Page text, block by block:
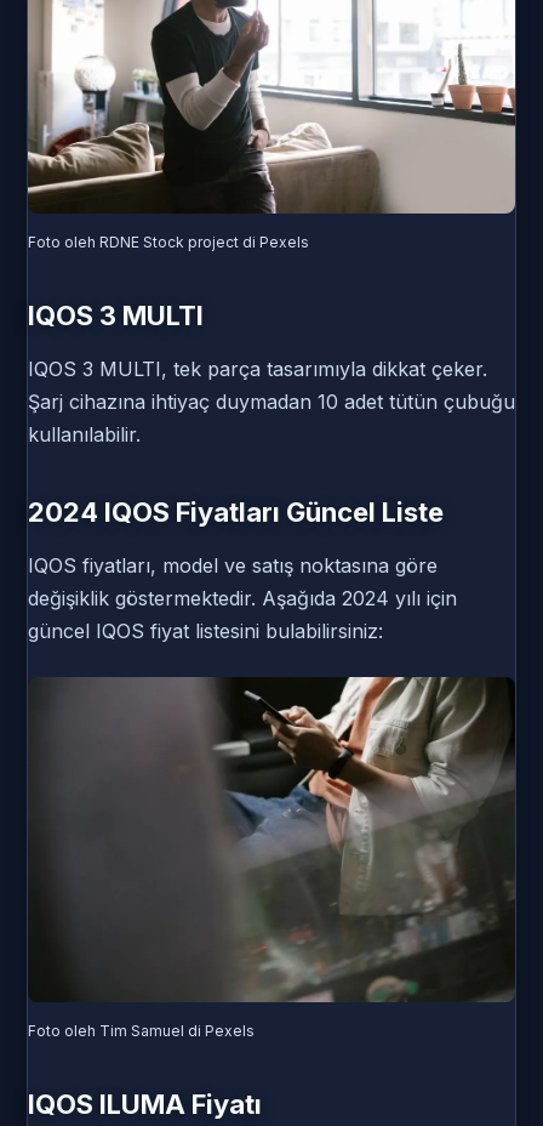
Foto oleh RDNE Stock project di Pexels
IQOS 3 MULTI
IQOS 3 MULTI, tek parça tasarımıyla dikkat çeker.
Şarj cihazına ihtiyaç duymadan 10 adet tütün çubuğu
kullanılabilir.
2024 IQOS Fiyatları Güncel Liste
IQOS fiyatları, model ve satış noktasına göre
değişiklik göstermektedir. Aşağıda 2024 yılı için
güncel IQOS fiyat listesini bulabilirsiniz:
Foto oleh Tim Samuel di Pexels
IQOS ILUMA Fiyatı